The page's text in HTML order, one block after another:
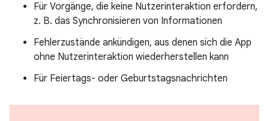
Für Vorgänge, die keine Nutzerinteraktion erfordern,
z. B. das Synchronisieren von Informationen
Fehlerzustände ankündigen, aus denen sich die App
ohne Nutzerinteraktion wiederherstellen kann
Für Feiertags- oder Geburtstagsnachrichten